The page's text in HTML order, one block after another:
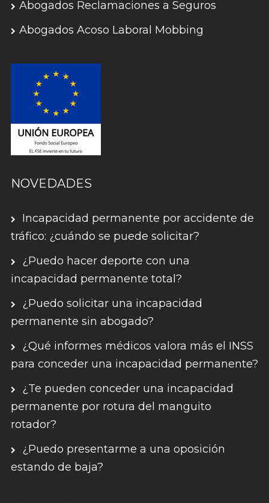
Abogados Reclamaciones a Seguros
Abogados Acoso Laboral Mobbing
NOVEDADES
Incapacidad permanente por accidente de
tráfico: ¿cuándo se puede solicitar?
¿Puedo hacer deporte con una
incapacidad permanente total?
¿Puedo solicitar una incapacidad
permanente sin abogado?
¿Qué informes médicos valora más el INSS
para conceder una incapacidad permanente?
¿Te pueden conceder una incapacidad
permanente por rotura del manguito
rotador?
¿Puedo presentarme a una oposición
estando de baja?